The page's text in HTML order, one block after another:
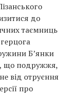
до
таємниць
Б’янки
що подружжя,
від отруєння
про